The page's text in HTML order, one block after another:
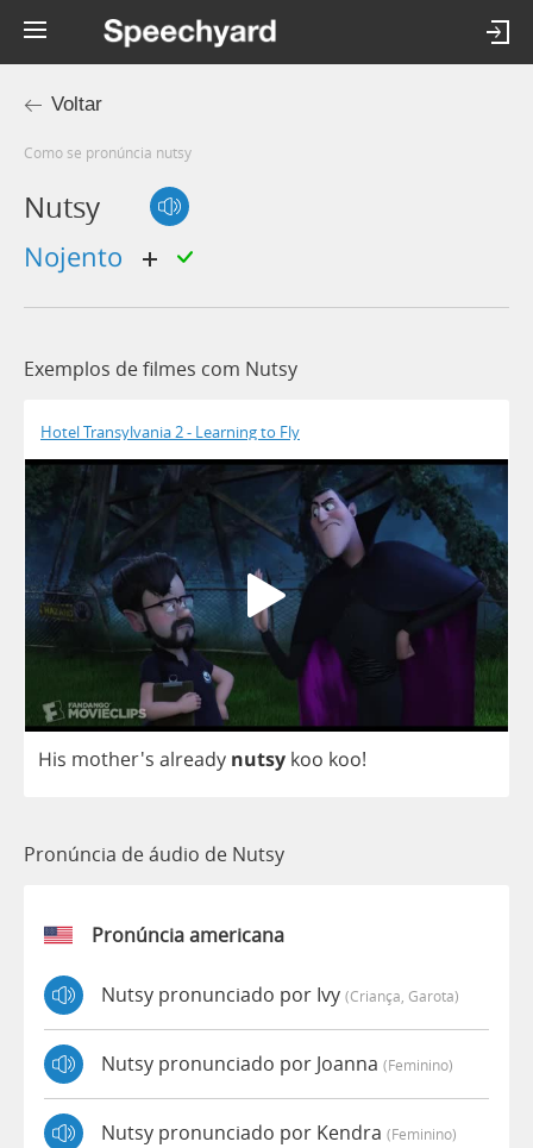
Voltar
Como se pronúncia nutsy
Nutsy
nojento
Exemplos de filmes com Nutsy
Hotel Transylvania 2 - Learning to Fly
His mother's already nutsy koo koo!
Pronúncia de áudio de Nutsy
Pronúncia americana
Nutsy pronunciado por Ivy (criança, Garota)
Nutsy pronunciado por Joanna (feminino)
Nutsy pronunciado por Kendra (feminino)